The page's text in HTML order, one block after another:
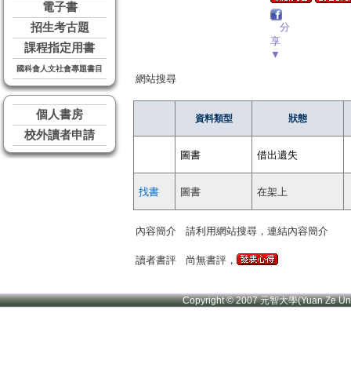
電子書
招生考古題
課程指定用書
國科會人文社會專題書目
個人書房
校外讀者申請
分
享
▼
網站搜尋
資料類型 狀態
圖書 借出遺失
找書 圖書 在架上
內容簡介 請利用網站搜尋，連結內容簡介
讀者書評 尚無書評，
Copyright © 2007 元智大學(Yuan Ze